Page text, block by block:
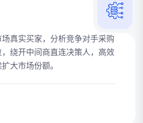
真实买家，分析竞争对手采购
绕开中间商直连决策人，高效
大市场份额。